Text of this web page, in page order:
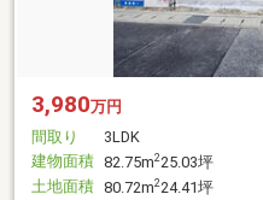
3,980万円
間取り
3LDK
建物面積 82.75m225.03坪
土地面積 80.72m224.41坪